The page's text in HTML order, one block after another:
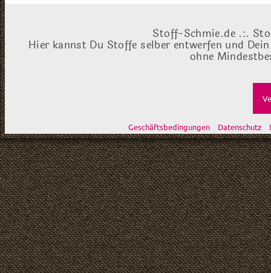
Stoff-Schmie.de .:.
Hier kannst Du Stoffe selber entwerfen und
ohne
Geschäftsbedingungen Datenschutz